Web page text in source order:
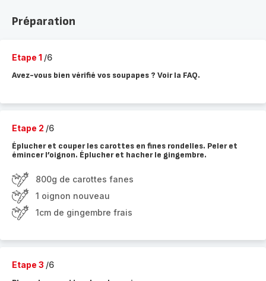
Préparation
Etape 1 /6
Avez-vous bien vérifié vos soupapes ? Voir la FAQ.
Etape 2 /6
Éplucher et couper les carottes en fines rondelles. Peler et
émincer l’oignon. Éplucher et hacher le gingembre.
800g de carottes fanes
1 oignon nouveau
1cm de gingembre frais
Etape 3 /6